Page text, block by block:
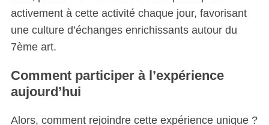
activement à cette activité chaque jour, favorisant
une culture d’échanges enrichissants autour du
7ème art.
Comment participer à l’expérience
aujourd’hui
Alors, comment rejoindre cette expérience unique ?